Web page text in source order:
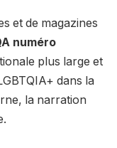
et de magazines
numéro
plus large et
dans la
la narration